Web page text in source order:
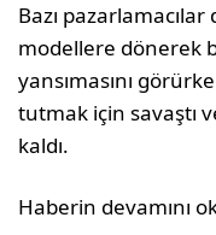
Bazı
modellere dönerek
yansımasını
tutmak için savaştı
kaldı.
Haberin devamını